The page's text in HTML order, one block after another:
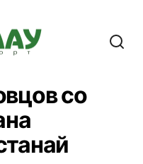
со